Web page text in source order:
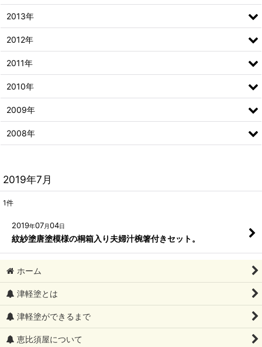
2019年7月
1件
2019年07月04日
紋紗塗唐塗模様の桐箱入り夫婦汁椀箸付きセット。
2013年
2012年
2011年
2010年
2009年
2008年
ホーム
津軽塗とは
津軽塗ができるまで
恵比須屋について